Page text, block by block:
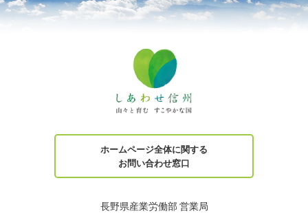
ホームページ全体に関する
お問い合わせ窓口
長野県産業労働部 営業局